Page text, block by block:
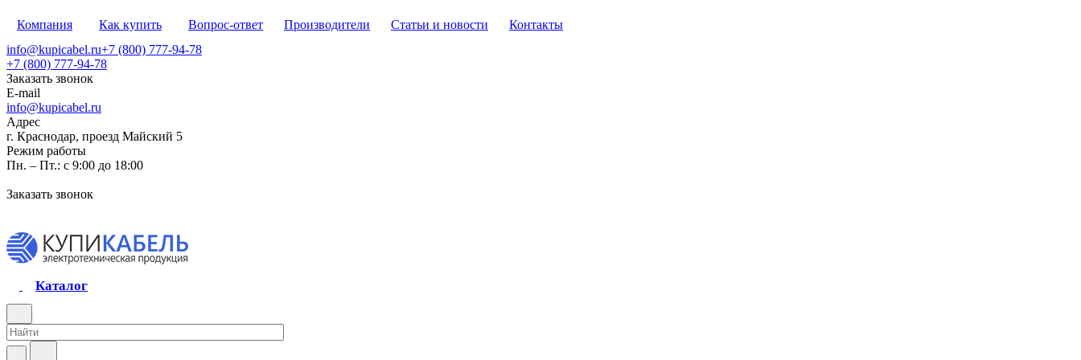
Компания Как купить Вопрос-ответ Производители Статьи и новости
Контакты
info@kupicabel.ru+7 (800) 777-94-78
+7 (800) 777-94-78
Заказать звонок
E-mail
info@kupicabel.ru
Адрес
г. Краснодар, проезд Майский 5
Режим работы
Пн. – Пт.: с 9:00 до 18:00
Заказать звонок
Каталог